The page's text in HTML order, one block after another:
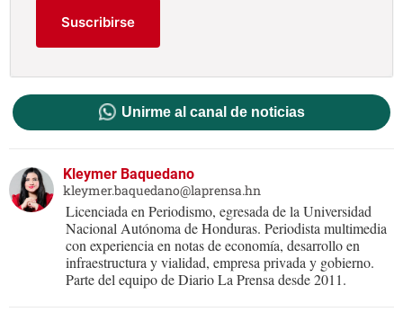
Suscribirse
Unirme al canal de noticias
Kleymer Baquedano
kleymer.baquedano@laprensa.hn
Licenciada en Periodismo, egresada de la Universidad
Nacional Autónoma de Honduras. Periodista multimedia
con experiencia en notas de economía, desarrollo en
infraestructura y vialidad, empresa privada y gobierno.
Parte del equipo de Diario La Prensa desde 2011.